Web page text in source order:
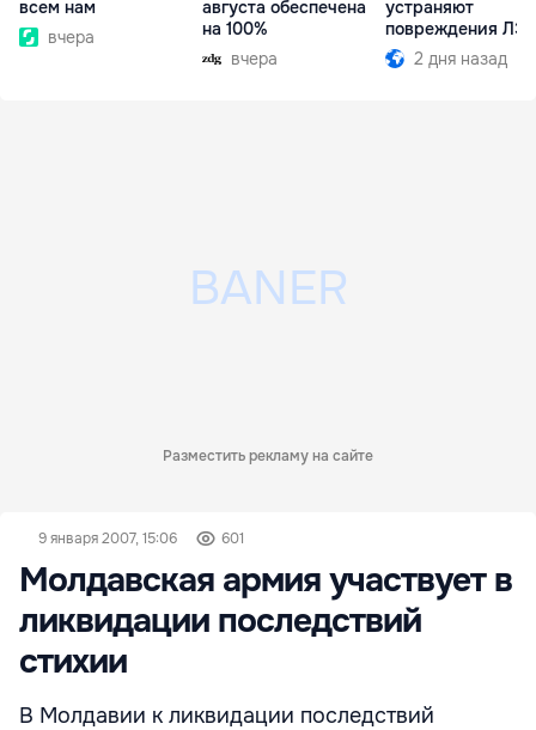
всем нам
вчера
августа обеспечена
на 100%
вчера
устраняют
повреждения
Бельцы-
2 дня назад
Разместить рекламу на сайте
9 января 2007, 15:06 601
Молдавская армия участвует в
ликвидации последствий
стихии
В Молдавии к ликвидации последствий